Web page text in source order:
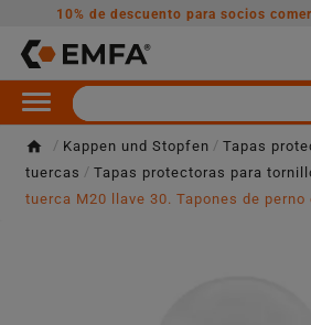
10% de descuento para socios
Kappen und Stopfen
Tapas
tuercas
Tapas protectoras para
tuerca M20 llave 30. Tapones de perno